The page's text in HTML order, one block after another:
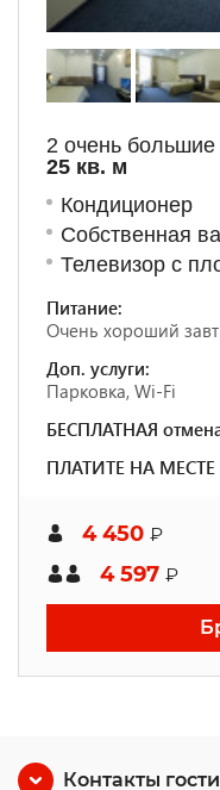
2 очень
25 кв. м
Кондиционер
Собственная
Телевизор с
Питание:
Очень хороший
Доп. услуги:
Парковка, Wi-Fi
БЕСПЛАТНАЯ
ПЛАТИТЕ НА МЕСТЕ
4 450 ₽
4 597 ₽
Контакты